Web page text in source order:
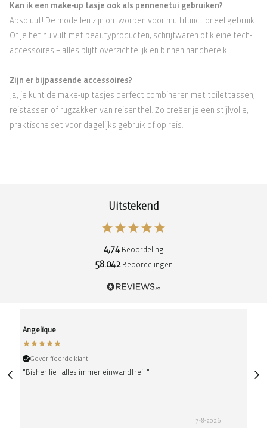
Kan ik een make-up tasje ook als pennenetui gebruiken?
Absoluut! De modellen zijn ontworpen voor multifunctioneel gebruik.
Of je het nu vult met beautyproducten, schrijfwaren of kleine tech-
accessoires – alles blijft overzichtelijk en binnen handbereik.
Zijn er bijpassende accessoires?
Ja, je kunt de make-up tasjes perfect combineren met toilettassen,
reistassen of rugzakken van reisenthel. Zo creëer je een stijlvolle,
praktische set voor dagelijks gebruik of op reis.
Uitstekend
4,74Beoordeling
58.042Beoordelingen
Angelique
Geverifieerde klant
"Bisher lief alles immer einwandfrei! "
7-8-2026